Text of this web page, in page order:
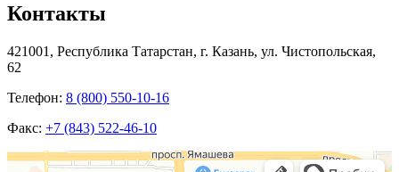
Контакты
421001, Республика Татарстан, г. Казань, ул. Чистопольская,
62
Телефон: 8 (800) 550-10-16
Факс: +7 (843) 522-46-10